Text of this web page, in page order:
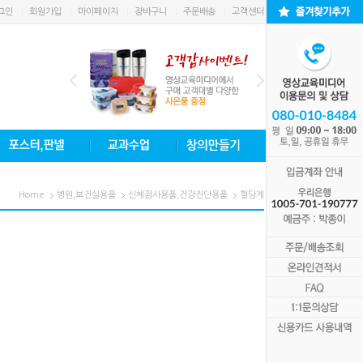
인 회원가입 마이페이지 장바구니 주문배송 고객센터
Home 병원,보건실용품 신체검사용품,건강진단용품 혈당계